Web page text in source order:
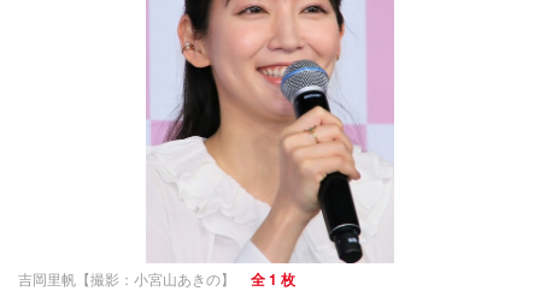
吉岡里帆【撮影：小宮山あきの】 全 1 枚